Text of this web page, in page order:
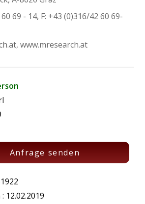
69 - 14, F: +43 (0)316/42 60 69-
www.mresearch.at
Anfrage senden
12.02.2019